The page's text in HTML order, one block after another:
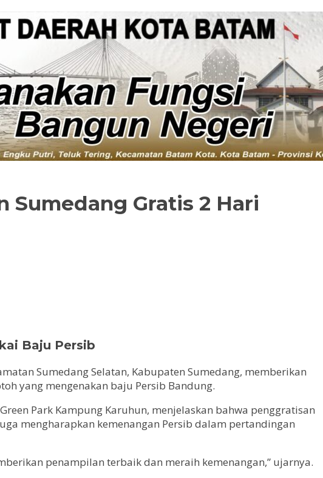
Sumedang Gratis 2 Hari
Baju Persib
Sumedang Selatan, Kabupaten Sumedang, memberikan
yang mengenakan baju Persib Bandung.
Park Kampung Karuhun, menjelaskan bahwa penggratisan
mengharapkan kemenangan Persib dalam pertandingan
penampilan terbaik dan meraih kemenangan,” ujarnya.